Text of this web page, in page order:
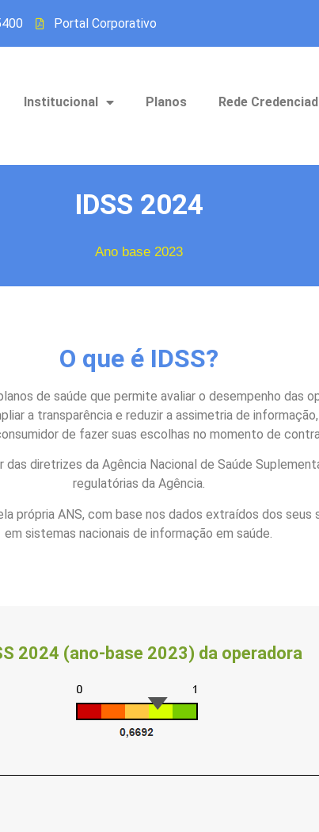
Portal Corporativo
Institucional Planos Rede
IDSS 2024
Ano base 2023
O que é IDSS?
de saúde que permite avaliar o desempenho das
a transparência e reduzir a assimetria de
de fazer suas escolhas no momento de
diretrizes da Agência Nacional de Saúde
regulatórias da Agência.
própria ANS, com base nos dados extraídos dos
em sistemas nacionais de informação em saúde.
2024 (ano-base 2023) da operadora